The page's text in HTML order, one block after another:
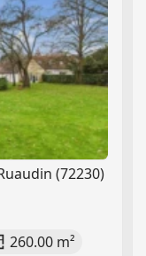
(72230)
260.00 m²